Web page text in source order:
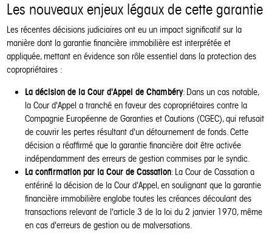
Les nouveaux enjeux légaux de cette garantie
Les récentes décisions judiciaires ont eu un impact significatif sur la
manière dont la garantie financière immobilière est interprétée et
appliquée, mettant en évidence son rôle essentiel dans la protection des
copropriétaires :
La décision de la Cour d'Appel de Chambéry: Dans un cas notable,
la Cour d'Appel a tranché en faveur des copropriétaires contre la
Compagnie Européenne de Garanties et Cautions (CGEC), qui refusait
de couvrir les pertes résultant d'un détournement de fonds. Cette
décision a réaffirmé que la garantie financière doit être activée
indépendamment des erreurs de gestion commises par le syndic.
La confirmation par la Cour de Cassation: La Cour de Cassation a
entériné la décision de la Cour d'Appel, en soulignant que la garantie
financière immobilière englobe toutes les créances découlant des
transactions relevant de l'article 3 de la loi du 2 janvier 1970, même
en cas d'erreurs de gestion ou de malversations.